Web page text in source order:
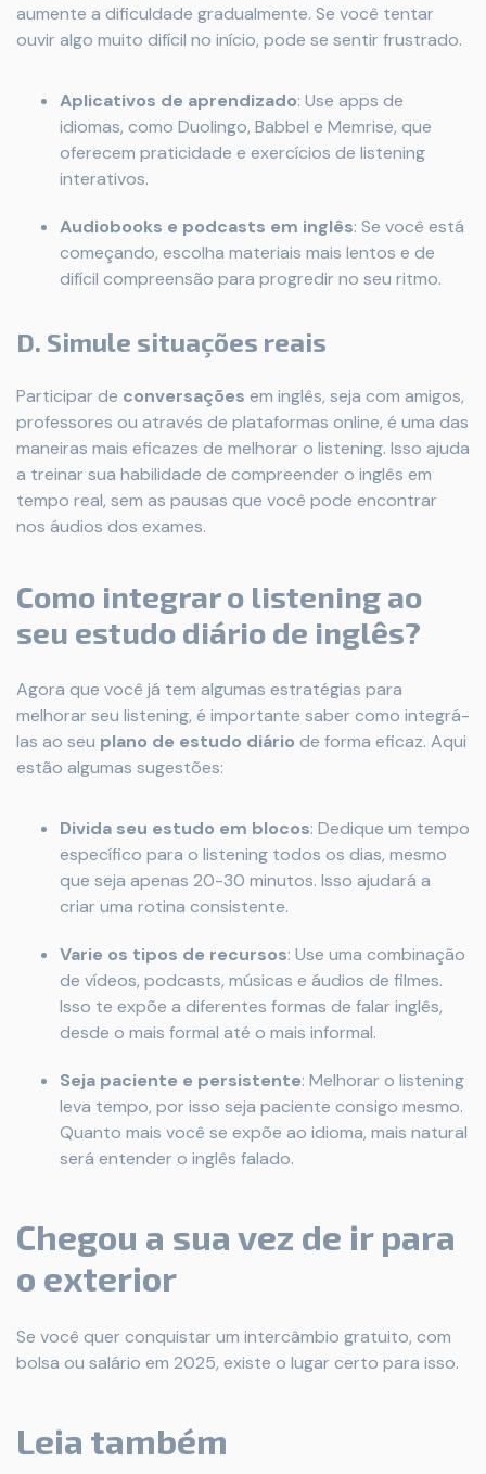
aumente a dificuldade gradualmente. Se você tentar
ouvir algo muito difícil no início, pode se sentir frustrado.
Aplicativos de aprendizado: Use apps de
idiomas, como Duolingo, Babbel e Memrise, que
oferecem praticidade e exercícios de listening
interativos.
Audiobooks e podcasts em inglês: Se você está
começando, escolha materiais mais lentos e de
difícil compreensão para progredir no seu ritmo.
D. Simule situações reais
Participar de conversações em inglês, seja com amigos,
professores ou através de plataformas online, é uma das
maneiras mais eficazes de melhorar o listening. Isso ajuda
a treinar sua habilidade de compreender o inglês em
tempo real, sem as pausas que você pode encontrar
nos áudios dos exames.
Como integrar o listening ao
seu estudo diário de inglês?
Agora que você já tem algumas estratégias para
melhorar seu listening, é importante saber como integrá-
las ao seu plano de estudo diário de forma eficaz. Aqui
estão algumas sugestões:
Divida seu estudo em blocos: Dedique um tempo
específico para o listening todos os dias, mesmo
que seja apenas 20-30 minutos. Isso ajudará a
criar uma rotina consistente.
Varie os tipos de recursos: Use uma combinação
de vídeos, podcasts, músicas e áudios de filmes.
Isso te expõe a diferentes formas de falar inglês,
desde o mais formal até o mais informal.
Seja paciente e persistente: Melhorar o listening
leva tempo, por isso seja paciente consigo mesmo.
Quanto mais você se expõe ao idioma, mais natural
será entender o inglês falado.
Chegou a sua vez de ir para
o exterior
Se você quer conquistar um intercâmbio gratuito, com
bolsa ou salário em 2025, existe o lugar certo para isso.
Leia também